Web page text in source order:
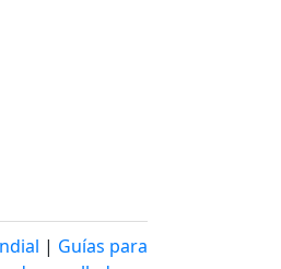
| Guías para